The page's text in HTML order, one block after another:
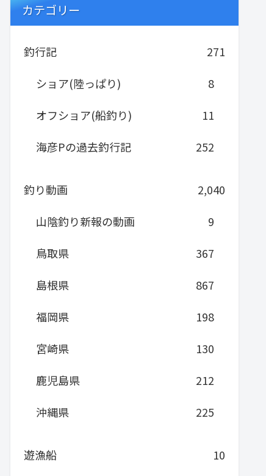
カテゴリー
釣行記
271
ショア(陸っぱり)
8
オフショア(船釣り)
11
海彦Pの過去釣行記
252
釣り動画
2,040
山陰釣り新報の動画
9
鳥取県
367
島根県
867
福岡県
198
宮崎県
130
鹿児島県
212
沖縄県
225
遊漁船
10